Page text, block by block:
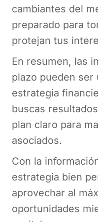
cambiantes del
preparado para
protejan tus
En resumen, las
plazo pueden ser
estrategia
buscas
plan claro para
asociados.
Con la
estrategia bien
aprovechar al
oportunidades